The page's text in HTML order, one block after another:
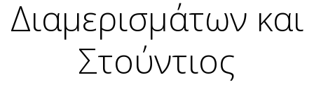
Διαμερισμάτων και
Στούντιος